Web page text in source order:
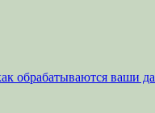
обрабатываются ваши